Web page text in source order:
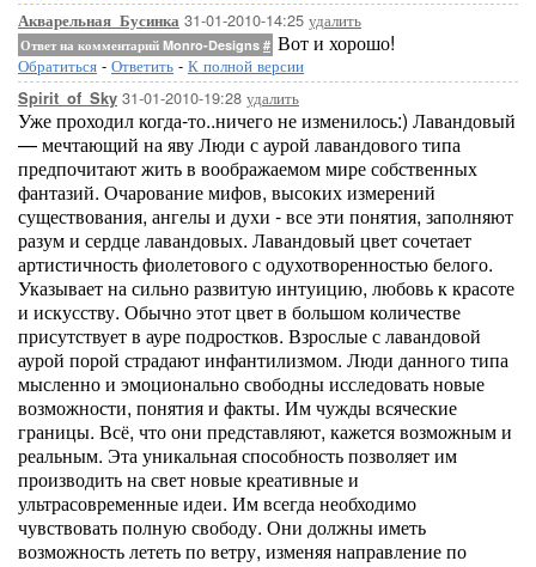
Акварельная_Бусинка 31-01-2010-14:25 удалить
Ответ на комментарий Monro-Designs # Вот и хорошо!
Обратиться - Ответить - К полной версии
Spirit_of_Sky 31-01-2010-19:28 удалить
Уже проходил когда-то..ничего не изменилось:) Лавандовый
— мечтающий на яву Люди с аурой лавандового типа
предпочитают жить в воображаемом мире собственных
фантазий. Очарование мифов, высоких измерений
существования, ангелы и духи - все эти понятия, заполняют
разум и сердце лавандовых. Лавандовый цвет сочетает
артистичность фиолетового с одухотворенностью белого.
Указывает на сильно развитую интуицию, любовь к красоте
и искусству. Обычно этот цвет в большом количестве
присутствует в ауре подростков. Взрослые с лавандовой
аурой порой страдают инфантилизмом. Люди данного типа
мысленно и эмоционально свободны исследовать новые
возможности, понятия и факты. Им чужды всяческие
границы. Всё, что они представляют, кажется возможным и
реальным. Эта уникальная способность позволяет им
производить на свет новые креативные и
ультрасовременные идеи. Им всегда необходимо
чувствовать полную свободу. Они должны иметь
возможность лететь по ветру, изменяя направление по